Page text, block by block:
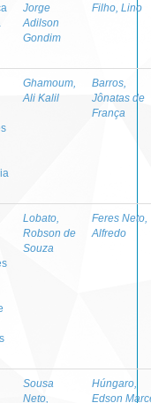
Jorge
Adilson
Gondim
Filho, Lino
Ghamoum,
Ali Kalil
Barros,
Jônatas de
França
Lobato,
Robson de
Souza
Feres Neto,
Alfredo
Sousa
Neto,
Húngaro,
Edson